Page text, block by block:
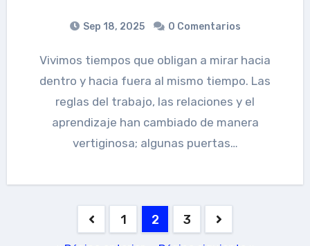
Sep 18, 2025 0 Comentarios
Vivimos tiempos que obligan a mirar hacia
dentro y hacia fuera al mismo tiempo. Las
reglas del trabajo, las relaciones y el
aprendizaje han cambiado de manera
vertiginosa; algunas puertas…
Paginación1 2 3